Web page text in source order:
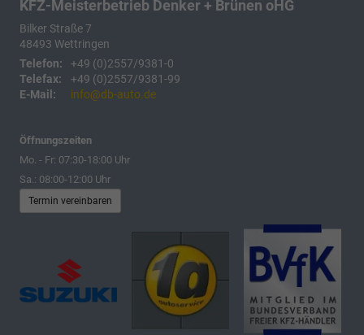
KFZ-Meisterbetrieb Denker + Brünen oHG
Bilker Straße 7
48493 Wettringen
Telefon:
+49 (0)2557/9381-0
Telefax:
+49 (0)2557/9381-99
E-Mail:
info@db-auto.de
Öffnungszeiten
Mo. - Fr: 07:30-18:00 Uhr
Sa.: 08:00-12:00 Uhr
Termin vereinbaren